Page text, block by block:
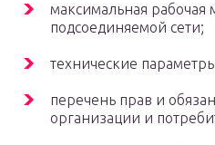
максимальная рабочая
подсоединяемой сети;
технические
перечень прав и
организации и